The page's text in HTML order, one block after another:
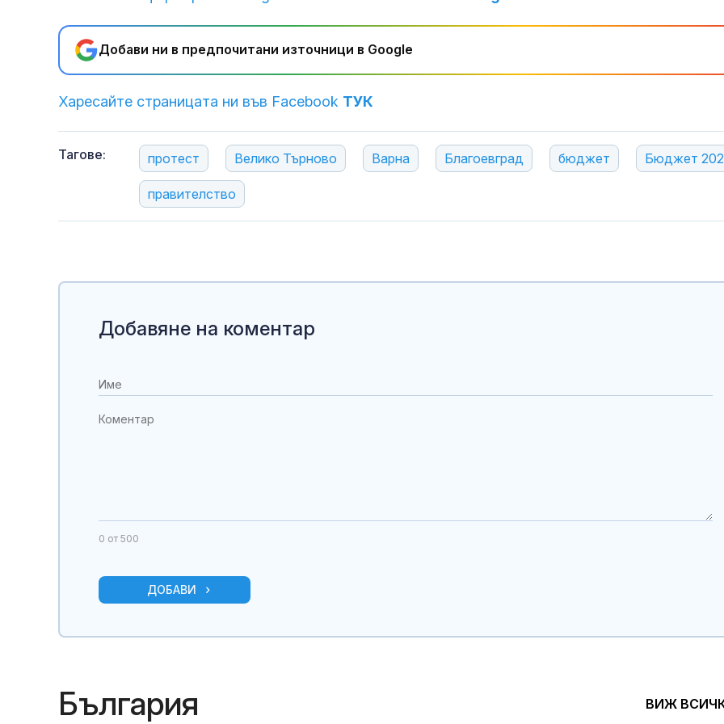
Добави ни в предпочитани източници в Google
Харесайте страницата ни във Facebook ТУК
Тагове: протест Велико Търново Варна Благоевград бюджет Бюджет
правителство
Добавяне на коментар
0 от 500
ДОБАВИ
България ВИЖ